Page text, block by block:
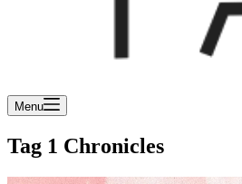
Menu
Tag 1 Chronicles